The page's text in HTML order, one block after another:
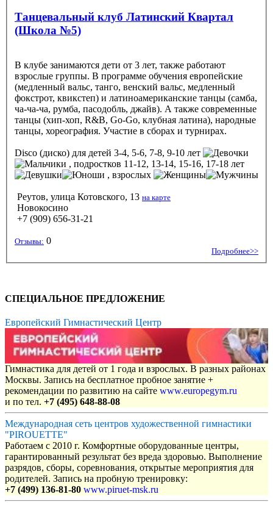
Танцевальный клуб Латинский Квартал
(Школа №5)
В клубе занимаются дети от 3 лет, также работают
взрослые группы. В программе обучения европейские
(медленный вальс, танго, венский вальс, медленный
фокстрот, квикстеп) и латиноамериканские танцы (самба,
ча-ча-ча, румба, пасодобль, джайв). А также современные
танцы (хип-хоп, R&B, Go-Go, клубная латина), народные
танцы, хореография. Участие в сборах и турнирах.
Disco (диско) для детей 3-4, 5-6, 7-8, 9-10 лет
, подростков 11-12, 13-14, 15-16, 17-18 лет
, взрослых
Реутов, улица Котовского, 13 на карте
Новокосино
+7 (909) 656-31-21
Отзывы: 0
Подробнее>>
СПЕЦИАЛЬНОЕ ПРЕДЛОЖЕНИЕ
Европейский Гимнастический Центр
Гимнастика для детей от 1 года и взрослых. В разных районах
Москвы. Запись на бесплатное пробное занятие +
рекомендации по развитию на сайте www.europegym.ru
и по тел. +7 (495) 648-88-08
Международная сеть центров художественной гимнастики
"PIROUETTE"
Работаем с 2010 г. Комфортные оборудованные центры,
гарантированный результат без вреда здоровью. Выполнение
разрядов, сборы, соревнования, открытые мероприятия для
родителей. Запись на пробную тренировку:
+7 (499) 136-81-80 www.piruet-msk.ru